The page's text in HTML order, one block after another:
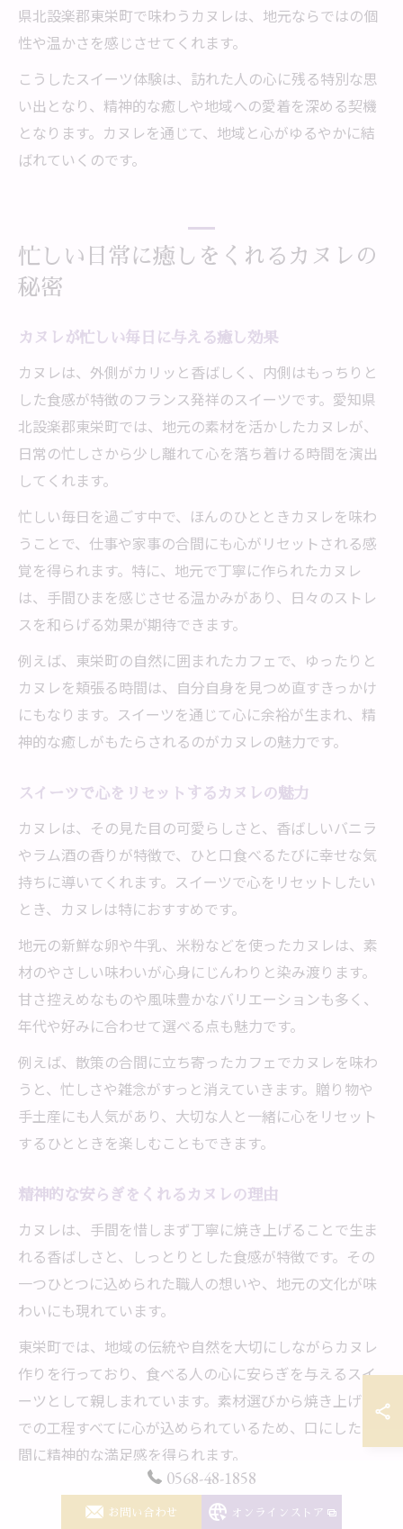
県北設楽郡東栄町で味わうカヌレは、地元ならではの個
性や温かさを感じさせてくれます。
こうしたスイーツ体験は、訪れた人の心に残る特別な思
い出となり、精神的な癒しや地域への愛着を深める契機
となります。カヌレを通じて、地域と心がゆるやかに結
ばれていくのです。
忙しい日常に癒しをくれるカヌレの
秘密
カヌレが忙しい毎日に与える癒し効果
カヌレは、外側がカリッと香ばしく、内側はもっちりと
した食感が特徴のフランス発祥のスイーツです。愛知県
北設楽郡東栄町では、地元の素材を活かしたカヌレが、
日常の忙しさから少し離れて心を落ち着ける時間を演出
してくれます。
忙しい毎日を過ごす中で、ほんのひとときカヌレを味わ
うことで、仕事や家事の合間にも心がリセットされる感
覚を得られます。特に、地元で丁寧に作られたカヌレ
は、手間ひまを感じさせる温かみがあり、日々のストレ
スを和らげる効果が期待できます。
例えば、東栄町の自然に囲まれたカフェで、ゆったりと
カヌレを頬張る時間は、自分自身を見つめ直すきっかけ
にもなります。スイーツを通じて心に余裕が生まれ、精
神的な癒しがもたらされるのがカヌレの魅力です。
スイーツで心をリセットするカヌレの魅力
カヌレは、その見た目の可愛らしさと、香ばしいバニラ
やラム酒の香りが特徴で、ひと口食べるたびに幸せな気
持ちに導いてくれます。スイーツで心をリセットしたい
とき、カヌレは特におすすめです。
地元の新鮮な卵や牛乳、米粉などを使ったカヌレは、素
材のやさしい味わいが心身にじんわりと染み渡ります。
甘さ控えめなものや風味豊かなバリエーションも多く、
年代や好みに合わせて選べる点も魅力です。
例えば、散策の合間に立ち寄ったカフェでカヌレを味わ
うと、忙しさや雑念がすっと消えていきます。贈り物や
手土産にも人気があり、大切な人と一緒に心をリセット
するひとときを楽しむこともできます。
精神的な安らぎをくれるカヌレの理由
カヌレは、手間を惜しまず丁寧に焼き上げることで生ま
れる香ばしさと、しっとりとした食感が特徴です。その
一つひとつに込められた職人の想いや、地元の文化が味
わいにも現れています。
東栄町では、地域の伝統や自然を大切にしながらカヌレ
作りを行っており、食べる人の心に安らぎを与えるスイ
ーツとして親しまれています。素材選びから焼き上げま
での工程すべてに心が込められているため、口にした瞬
間に精神的な満足感を得られます。
実際に、カヌレを食べた方からは「ほっとする」「癒さ
れた」といった声も多く聞かれます。忙しい現代人にと
0568-48-1858
お問い合わせ オンラインストア